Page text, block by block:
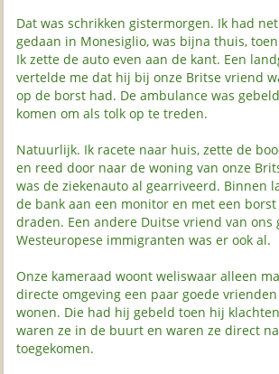
Dat was schrikken gistermorgen. Ik had
gedaan in Monesiglio, was bijna thuis,
Ik zette de auto even aan de kant. Een
vertelde me dat hij bij onze Britse vriend
op de borst had. De ambulance was
komen om als tolk op te treden.
Natuurlijk. Ik racete naar huis, zette de
en reed door naar de woning van onze
was de ziekenauto al gearriveerd. Binnen
de bank aan een monitor en met een
draden. Een andere Duitse vriend van ons
Westeuropese immigranten was er ook al.
Onze kameraad woont weliswaar alleen
directe omgeving een paar goede
wonen. Die had hij gebeld toen hij
waren ze in de buurt en waren ze direct
toegekomen.